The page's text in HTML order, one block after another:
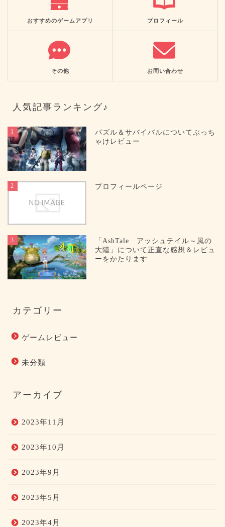
おすすめのゲームアプリ プロフィール
その他 お問い合わせ
人気記事ランキング♪
1
パズル＆サバイバルについてぶっち
ゃけレビュー
2 プロフィールページ
3
「AshTale アッシュテイル～風の
大陸」について正直な感想＆レビュ
ーをかたります
カテゴリー
ゲームレビュー
未分類
アーカイブ
2023年11月
2023年10月
2023年9月
2023年5月
2023年4月